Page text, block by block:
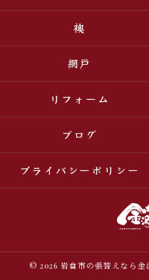
襖
網戸
リフォーム
ブログ
プライバシーポリシー
© 2026 岩倉市の張替えなら金